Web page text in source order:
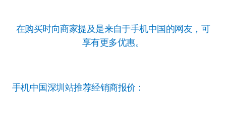
在购买时向商家提及是来自于手机中国的网友，可
享有更多优惠。
手机中国深圳站推荐经销商报价：